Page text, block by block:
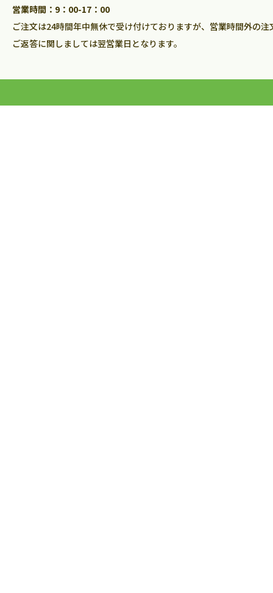
営業時間：9：00-17：00
ご注文は24時間年中無休で受け付けておりますが、営業時間外の
ご返答に関しましては翌営業日となります。